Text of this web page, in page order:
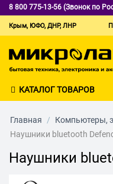
8 800 775-13-56 (Звонок по
Крым, ЮФО, ДНР, ЛНР
КАТАЛОГ ТОВАРОВ
Главная / Компьютеры,
Наушники bluetooth
Наушники